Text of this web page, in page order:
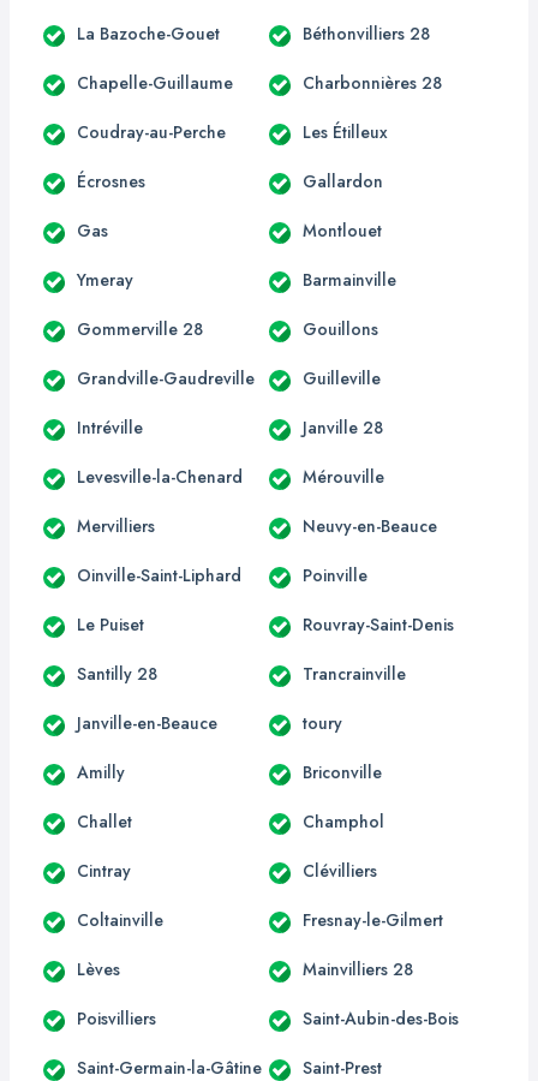
La Bazoche-Gouet Béthonvilliers 28
Chapelle-Guillaume Charbonnières 28
Coudray-au-Perche Les Étilleux
Écrosnes Gallardon
Gas Montlouet
Ymeray Barmainville
Gommerville 28 Gouillons
Grandville-Gaudreville Guilleville
Intréville Janville 28
Levesville-la-Chenard Mérouville
Mervilliers Neuvy-en-Beauce
Oinville-Saint-Liphard Poinville
Le Puiset Rouvray-Saint-Denis
Santilly 28 Trancrainville
Janville-en-Beauce toury
Amilly Briconville
Challet Champhol
Cintray Clévilliers
Coltainville Fresnay-le-Gilmert
Lèves Mainvilliers 28
Poisvilliers Saint-Aubin-des-Bois
Saint-Germain-la-Gâtine Saint-Prest